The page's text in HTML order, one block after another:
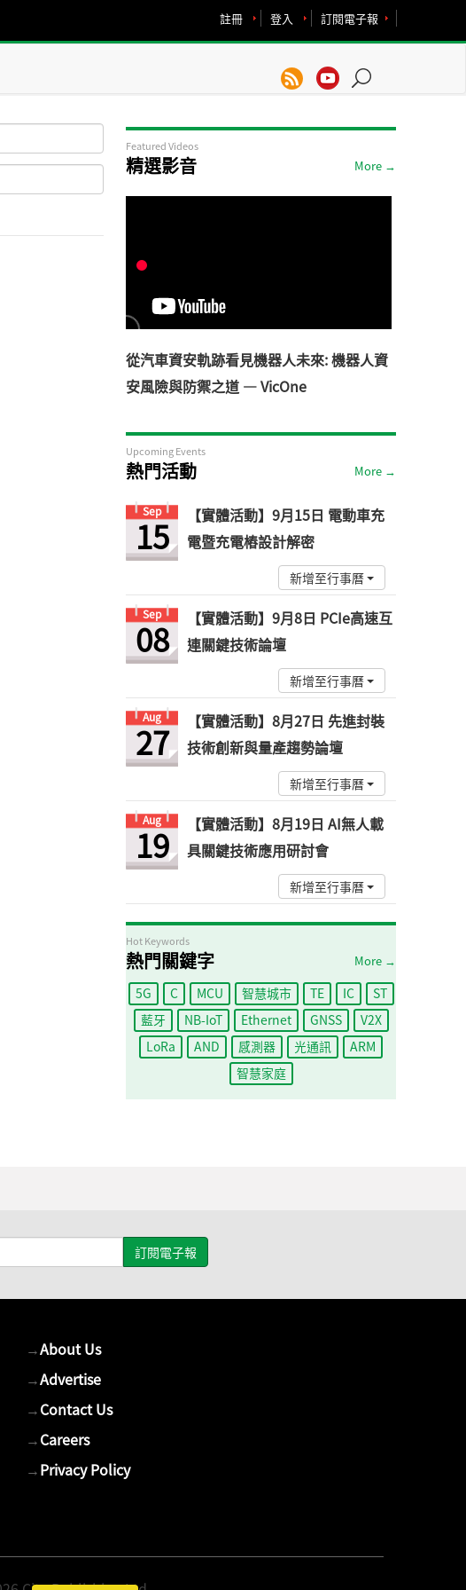
訂閱電子報
登入
註冊
Featured Videos
精選影音 More →
從汽車資安軌跡看見機器人未來: 機器人資
安風險與防禦之道 — VicOne
Upcoming Events
熱門活動 More →
Sep
15
【實體活動】9月15日 電動車充
電暨充電樁設計解密
新增至行事曆
Sep
08
【實體活動】9月8日 PCIe高速互
連關鍵技術論壇
新增至行事曆
Aug
27
【實體活動】8月27日 先進封裝
技術創新與量產趨勢論壇
新增至行事曆
Aug
19
【實體活動】8月19日 AI無人載
具關鍵技術應用研討會
新增至行事曆
Hot Keywords
熱門關鍵字 More →
5G C MCU 智慧城市 TE IC
ST
藍牙
NB-IoT Ethernet GNSS
V2X
LoRa
AND 感測器 光通訊
ARM
智慧家庭
→About Us
→Advertise
→Contact Us
→Careers
→Privacy Policy